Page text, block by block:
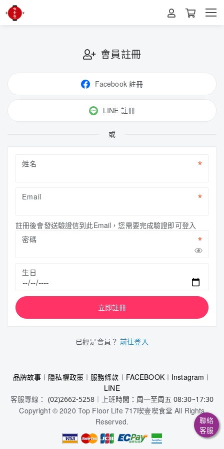
會員註冊
Facebook 註冊
LINE 註冊
或
姓名
Email
註冊後會發送驗證信到此Email，您需要完成驗證即可登入
密碼
生日
立即註冊
已經是會員？ 前往登入
品牌故事 ︱ 隱私權政策︱ 服務條款 ︱ FACEBOOK︱ Instagram ︱
LINE
客服專線： (02)2662-5258︱上班時間：周一至周五 08:30~17:30
Copyright © 2020 Top Floor Life 717喫壹喫食堂 All Rights
Reserved.
聯絡
客服